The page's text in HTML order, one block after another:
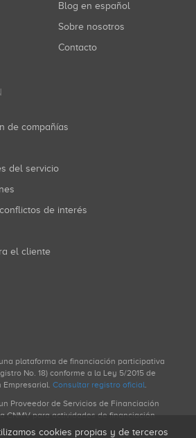
Blog en español
Sobre nosotros
Contacto
de compañías
del servicio
de interés
el cliente
plataforma de financiación participativa
No. 18) conforme a la Ley 5/2015 de
Empresarial. Consultar registro oficial.
Proveedor de Servicios de Financiación
CNMV para actividades de financiación
cookies propias y de terceros